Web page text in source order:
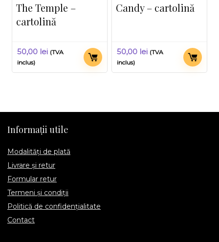
The Temple –
cartolină
50,00 lei (TVA
inclus)
Candy – cartolină
50,00 lei (TVA
inclus)
Informații utile
Modalități de plată
Livrare și retur
Formular retur
Termeni și condiții
Politică de confidențialitate
Contact